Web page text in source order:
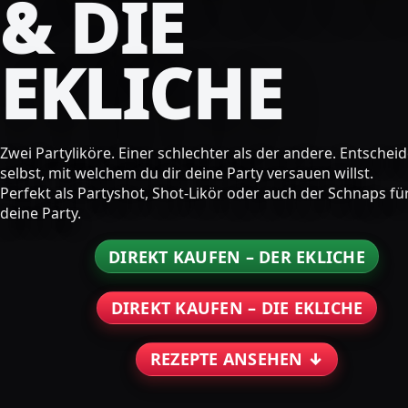
& DIE
EKLICHE
Zwei Partyliköre. Einer schlechter als der andere.
selbst, mit welchem du dir deine Party versauen willst.
Perfekt als Partyshot, Shot-Likör oder auch der Schnaps
deine Party.
DIREKT KAUFEN – DER EKLICHE
DIREKT KAUFEN – DIE EKLICHE
REZEPTE ANSEHEN ↓